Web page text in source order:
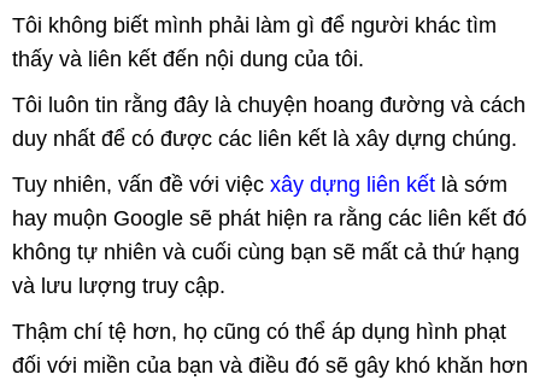
Tôi không biết mình phải làm gì để người khác tìm
thấy và liên kết đến nội dung của tôi.
Tôi luôn tin rằng đây là chuyện hoang đường và cách
duy nhất để có được các liên kết là xây dựng chúng.
Tuy nhiên, vấn đề với việc xây dựng liên kết là sớm
hay muộn Google sẽ phát hiện ra rằng các liên kết đó
không tự nhiên và cuối cùng bạn sẽ mất cả thứ hạng
và lưu lượng truy cập.
Thậm chí tệ hơn, họ cũng có thể áp dụng hình phạt
đối với miền của bạn và điều đó sẽ gây khó khăn hơn